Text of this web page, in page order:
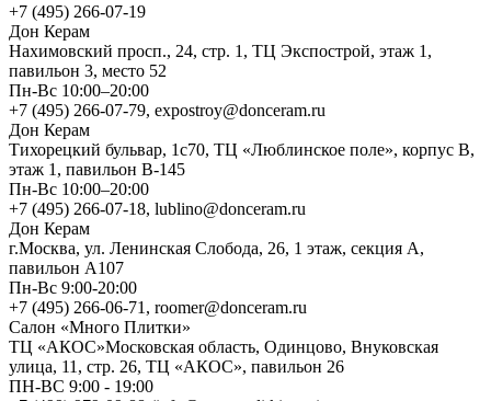
+7 (495) 266-07-19
Дон Керам
Нахимовский просп., 24, стр. 1, ТЦ Экспострой, этаж 1,
павильон 3, место 52
Пн-Вс 10:00–20:00
+7 (495) 266-07-79, expostroy@donceram.ru
Дон Керам
Тихорецкий бульвар, 1с70, ТЦ «Люблинское поле», корпус В,
этаж 1, павильон В-145
Пн-Вс 10:00–20:00
+7 (495) 266-07-18, lublino@donceram.ru
Дон Керам
г.Москва, ул. Ленинская Слобода, 26, 1 этаж, секция А,
павильон А107
Пн-Вс 9:00-20:00
+7 (495) 266-06-71, roomer@donceram.ru
Салон «Много Плитки»
ТЦ «АКОС»Московская область, Одинцово, Внуковская
улица, 11, стр. 26, ТЦ «АКОС», павильон 26
ПН-ВС 9:00 - 19:00